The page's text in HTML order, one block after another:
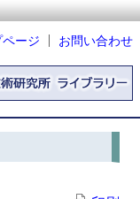
お問い合わせ
ページ